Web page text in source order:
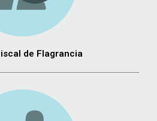
de Flagrancia